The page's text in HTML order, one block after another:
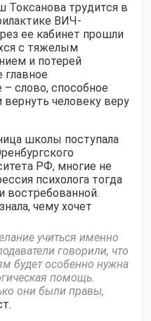
Токсанова трудится в
ВИЧ-
ее кабинет прошли
с тяжелым
и потерей
слово, способное
человеку веру
школы поступала
РФ, многие не
психолога тогда
востребованной.
чему хочет
учиться именно
говорили, что
будет особенно нужна
помощь.
они были правы,